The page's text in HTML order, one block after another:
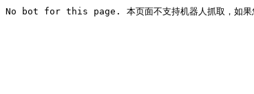
No bot for this page. 本页面不支持机器人抓取，如果您